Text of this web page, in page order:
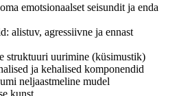
emotsionaalset seisundit ja enda
alistuv, agressiivne ja ennast
struktuuri uurimine (küsimustik)
ja kehalised komponendid
neljaastmeline mudel
kunst